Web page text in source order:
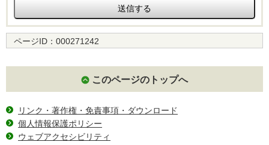
ページID： 000271242
このページのトップへ
リンク・著作権・免責事項・ダウンロード
個人情報保護ポリシー
ウェブアクセシビリティ